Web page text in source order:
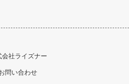
会社ライズナー
問い合わせ